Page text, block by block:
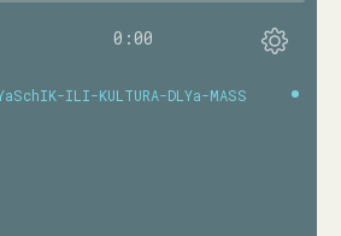
0:00
ILI-KULTURA-DLYa-MASS